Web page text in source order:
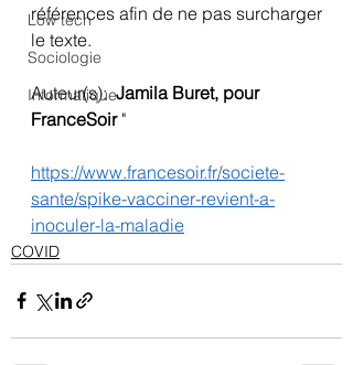
Low tech
Sociologie
Informatique
références afin de ne pas surcharger
le texte.
Auteur(s): Jamila Buret, pour
FranceSoir "
https://www.francesoir.fr/societe-
sante/spike-vacciner-revient-a-
inoculer-la-maladie
COVID